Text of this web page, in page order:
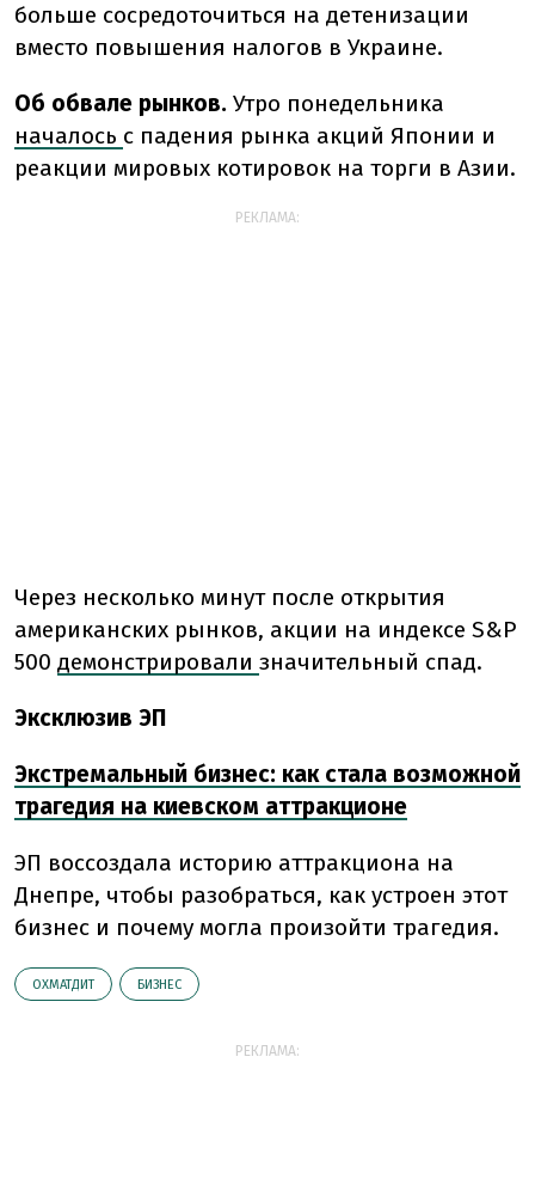
больше сосредоточиться на детенизации
вместо повышения налогов в Украине.
Об обвале рынков. Утро понедельника
началось с падения рынка акций Японии и
реакции мировых котировок на торги в Азии.
РЕКЛАМА:
Через несколько минут после открытия
американских рынков, акции на индексе S&P
500 демонстрировали значительный спад.
Эксклюзив ЭП
Экстремальный бизнес: как стала возможной
трагедия на киевском аттракционе
ЭП воссоздала историю аттракциона на
Днепре, чтобы разобраться, как устроен этот
бизнес и почему могла произойти трагедия.
ОХМАТДИТ БИЗНЕС
РЕКЛАМА: